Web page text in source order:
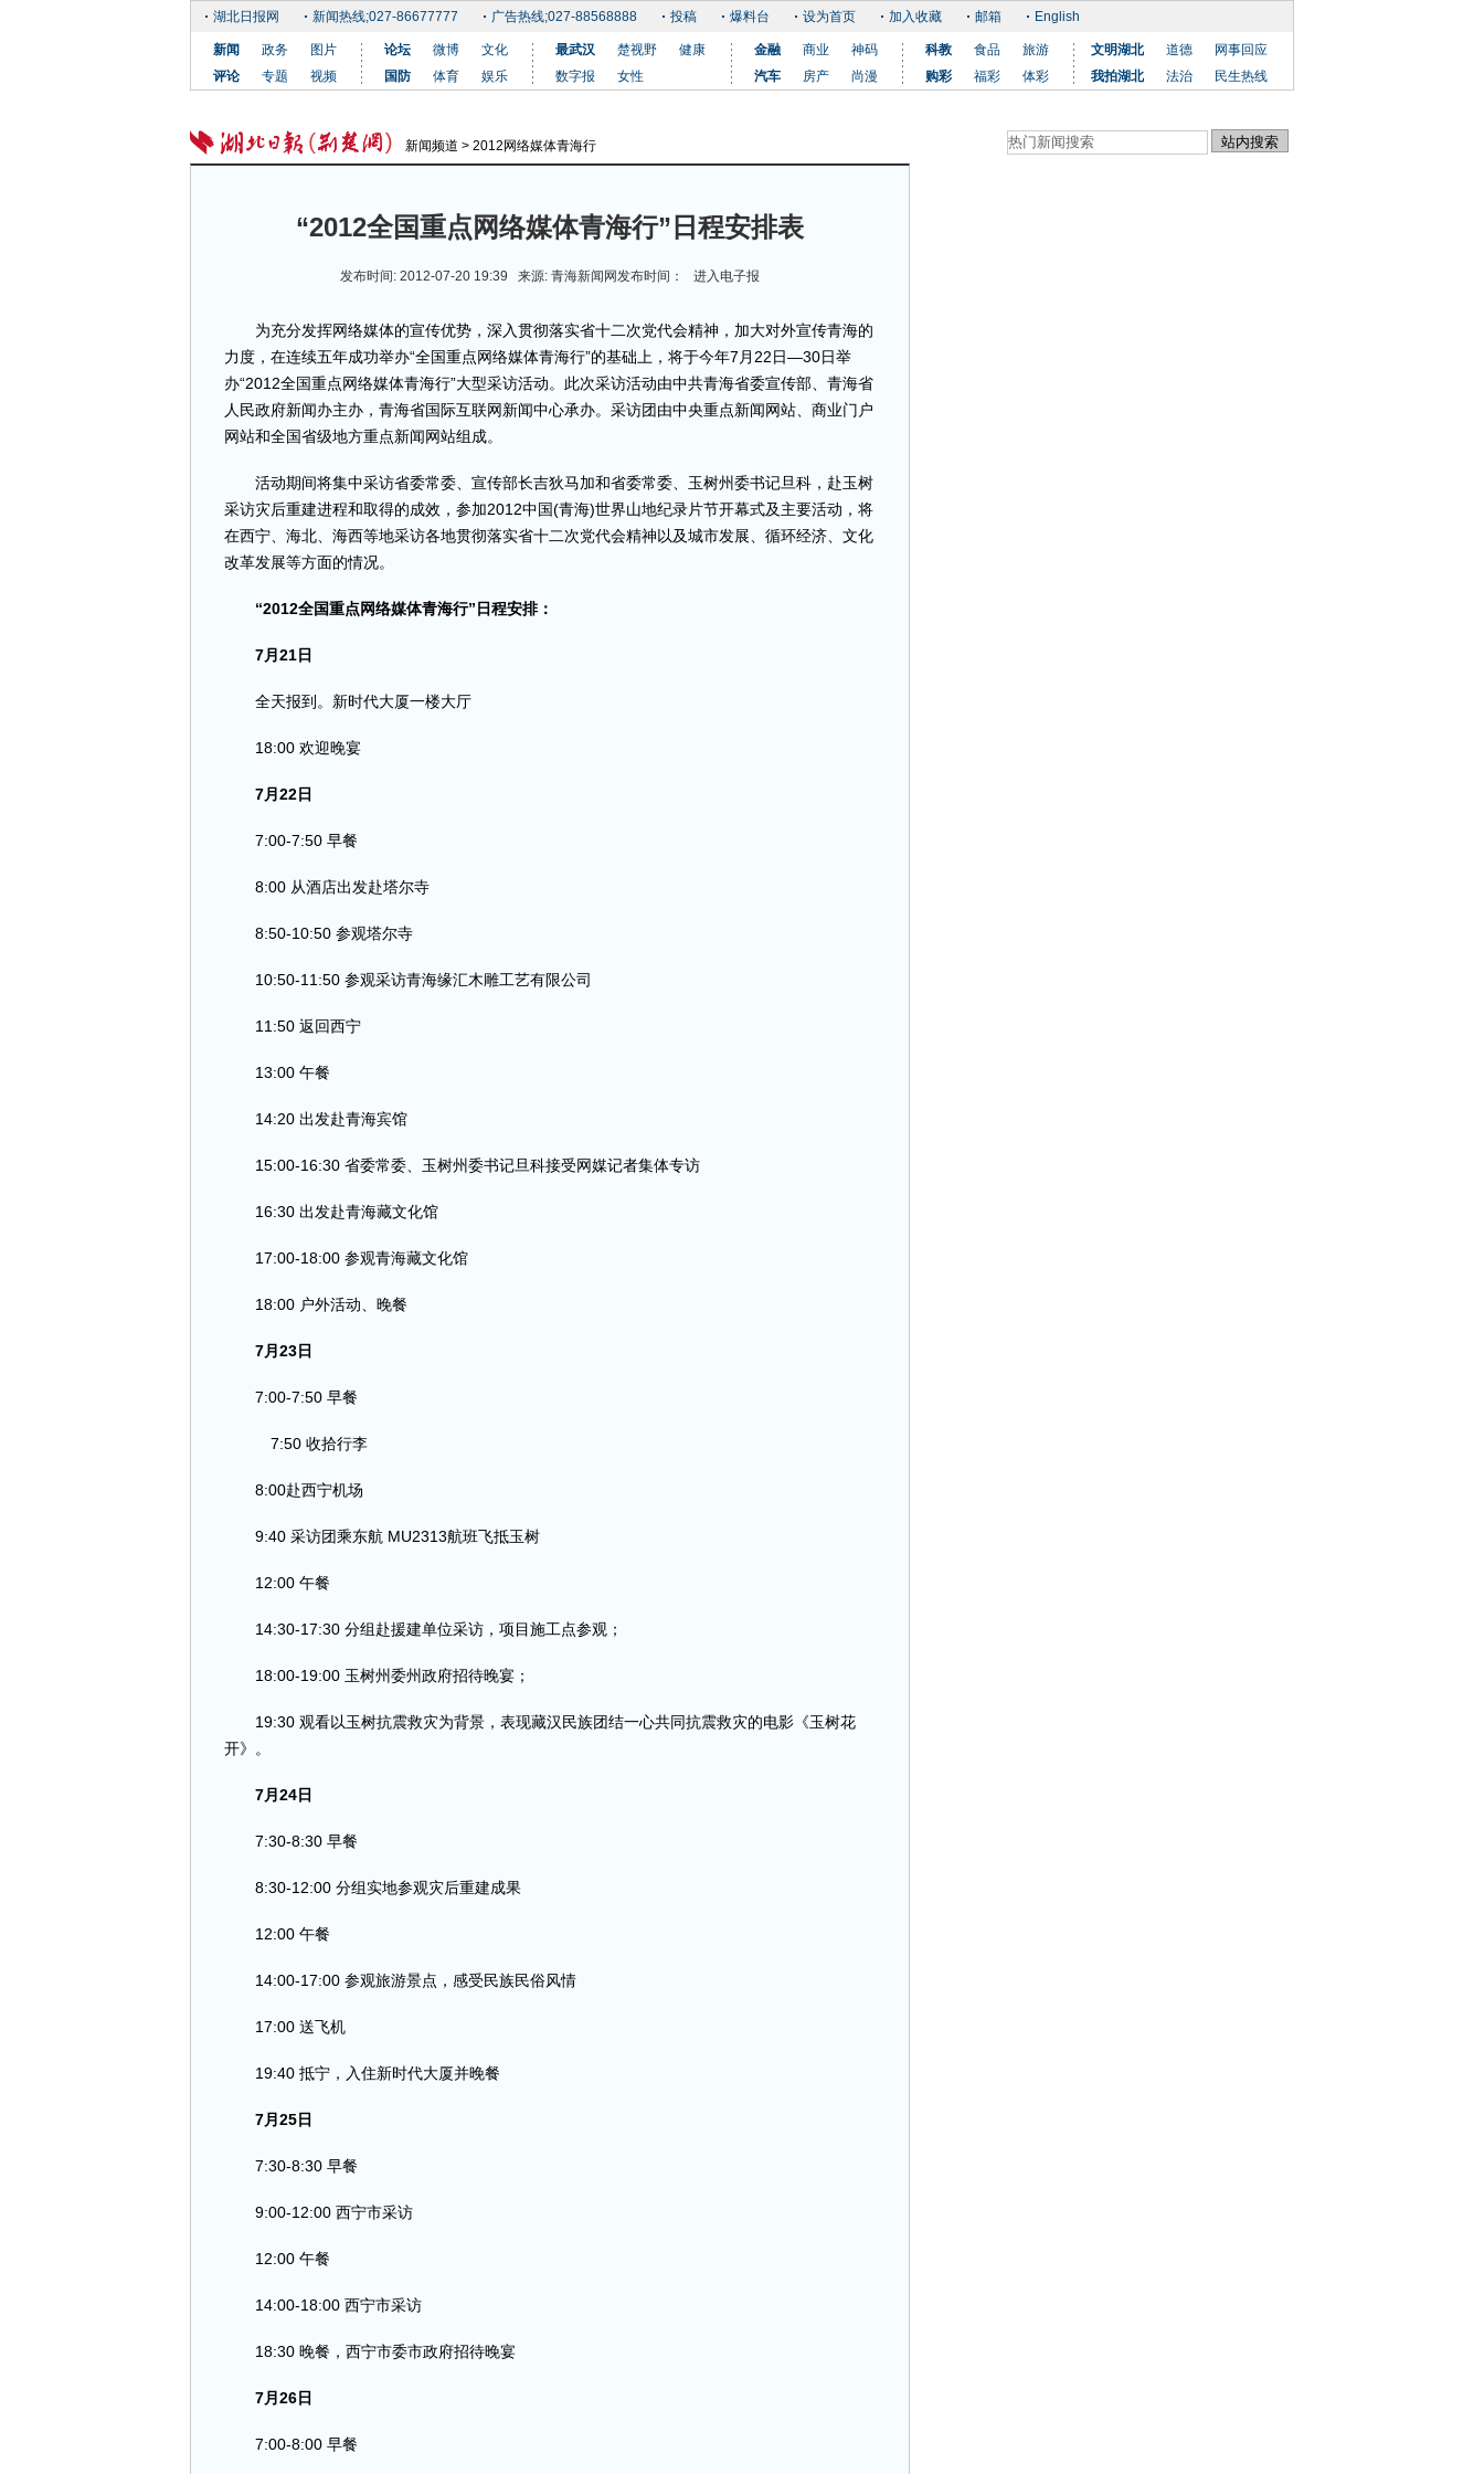
湖北日报网 新闻热线;027-86677777 广告热线;027-88568888 投稿 爆料台 设为首页 加入收藏 邮箱 English
新闻 政务
图片
评论
专题 视频
论坛 微博
文化
国防
体育 娱乐
最武汉 楚视野
健康
数字报
女性
金融 商业
神码
汽车
房产 尚漫
科教 食品
旅游
购彩
福彩 体彩
文明湖北 道德
网事回应
我拍湖北
法治 民生热线
新闻频道 > 2012网络媒体青海行
“2012全国重点网络媒体青海行”日程安排表
发布时间: 2012-07-20 19:39 来源: 青海新闻网发布时间： 进入电子报
为充分发挥网络媒体的宣传优势，深入贯彻落实省十二次党代会精神，加大对外宣传青海的
力度，在连续五年成功举办“全国重点网络媒体青海行”的基础上，将于今年7月22日—30日举
办“2012全国重点网络媒体青海行”大型采访活动。此次采访活动由中共青海省委宣传部、青海省
人民政府新闻办主办，青海省国际互联网新闻中心承办。采访团由中央重点新闻网站、商业门户
网站和全国省级地方重点新闻网站组成。
活动期间将集中采访省委常委、宣传部长吉狄马加和省委常委、玉树州委书记旦科，赴玉树
采访灾后重建进程和取得的成效，参加2012中国(青海)世界山地纪录片节开幕式及主要活动，将
在西宁、海北、海西等地采访各地贯彻落实省十二次党代会精神以及城市发展、循环经济、文化
改革发展等方面的情况。
“2012全国重点网络媒体青海行”日程安排：
7月21日
全天报到。新时代大厦一楼大厅
18:00 欢迎晚宴
7月22日
7:00-7:50 早餐
8:00 从酒店出发赴塔尔寺
8:50-10:50 参观塔尔寺
10:50-11:50 参观采访青海缘汇木雕工艺有限公司
11:50 返回西宁
13:00 午餐
14:20 出发赴青海宾馆
15:00-16:30 省委常委、玉树州委书记旦科接受网媒记者集体专访
16:30 出发赴青海藏文化馆
17:00-18:00 参观青海藏文化馆
18:00 户外活动、晚餐
7月23日
7:00-7:50 早餐
7:50 收拾行李
8:00赴西宁机场
9:40 采访团乘东航 MU2313航班飞抵玉树
12:00 午餐
14:30-17:30 分组赴援建单位采访，项目施工点参观；
18:00-19:00 玉树州委州政府招待晚宴；
19:30 观看以玉树抗震救灾为背景，表现藏汉民族团结一心共同抗震救灾的电影《玉树花
开》。
7月24日
7:30-8:30 早餐
8:30-12:00 分组实地参观灾后重建成果
12:00 午餐
14:00-17:00 参观旅游景点，感受民族民俗风情
17:00 送飞机
19:40 抵宁，入住新时代大厦并晚餐
7月25日
7:30-8:30 早餐
9:00-12:00 西宁市采访
12:00 午餐
14:00-18:00 西宁市采访
18:30 晚餐，西宁市委市政府招待晚宴
7月26日
7:00-8:00 早餐